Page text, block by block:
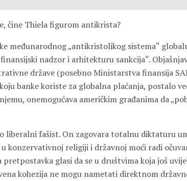
čine Thiela figurom antikrista?
međunarodnog „antikristolikog sistema“
nadzor i arhitekturu sankcija“.
države (posebno Ministarstva finansija
banke koriste za globalna plaćanja, postalo
onemogućava američkim građanima da
liberalni fašist. On zagovara totalnu diktaturu
konzervativnoj religiji i državnoj moći radi
glasi da se u društvima koja još
kohezija ne mogu nametati direktnom